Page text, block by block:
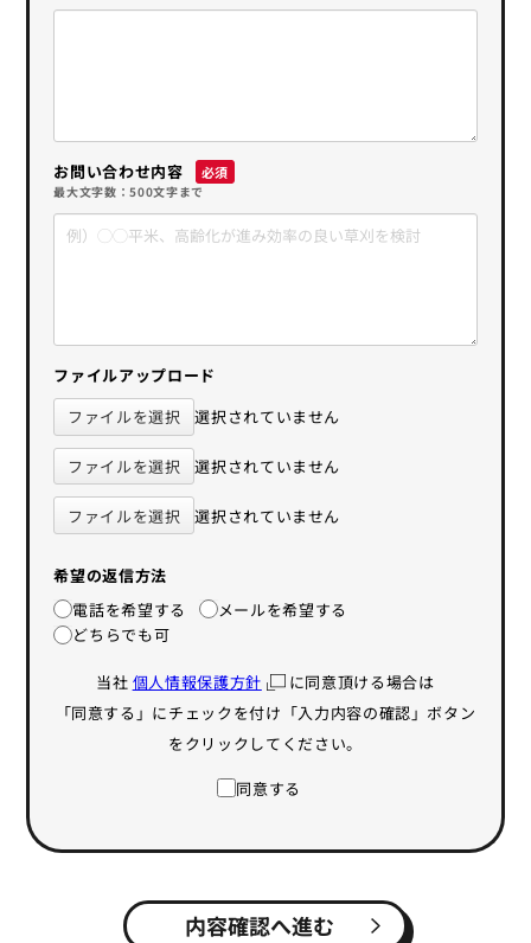
お問い合わせ内容
最大文字数：500文字まで
ファイルアップロード
ファイルを選択
選択されていません
ファイルを選択 選択されていません
ファイルを選択 選択されていません
希望の返信方法
電話を希望する
メールを希望する
どちらでも可
当社 個人情報保護方針
に同意頂ける場合は
「同意する」にチェックを付け「入力内容の確認」ボタン
をクリックしてください。
同意する
内容確認へ進む